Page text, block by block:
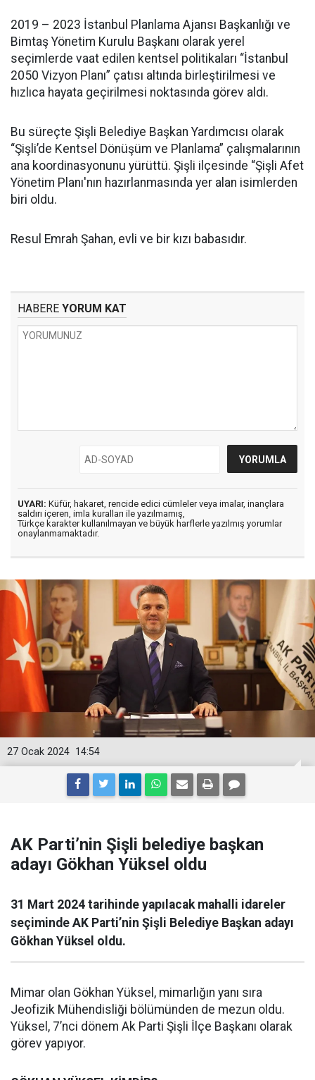
2019 – 2023 İstanbul Planlama Ajansı Başkanlığı ve
Bimtaş Yönetim Kurulu Başkanı olarak yerel
seçimlerde vaat edilen kentsel politikaları “İstanbul
2050 Vizyon Planı” çatısı altında birleştirilmesi ve
hızlıca hayata geçirilmesi noktasında görev aldı.
Bu süreçte Şişli Belediye Başkan Yardımcısı olarak
“Şişli’de Kentsel Dönüşüm ve Planlama” çalışmalarının
ana koordinasyonunu yürüttü. Şişli ilçesinde “Şişli Afet
Yönetim Planı'nın hazırlanmasında yer alan isimlerden
biri oldu.
Resul Emrah Şahan, evli ve bir kızı babasıdır.
HABERE YORUM KAT
UYARI: Küfür, hakaret, rencide edici cümleler veya imalar, inançlara
saldırı içeren, imla kuralları ile yazılmamış,
Türkçe karakter kullanılmayan ve büyük harflerle yazılmış yorumlar
onaylanmamaktadır.
14:54
27 Ocak 2024
AK Parti’nin Şişli belediye başkan
adayı Gökhan Yüksel oldu
31 Mart 2024 tarihinde yapılacak mahalli idareler
seçiminde AK Parti’nin Şişli Belediye Başkan adayı
Gökhan Yüksel oldu.
Mimar olan Gökhan Yüksel, mimarlığın yanı sıra
Jeofizik Mühendisliği bölümünden de mezun oldu.
Yüksel, 7’nci dönem Ak Parti Şişli İlçe Başkanı olarak
görev yapıyor.